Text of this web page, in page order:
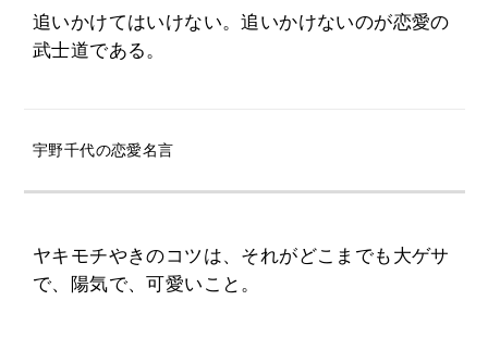
追いかけてはいけない。追いかけないのが恋愛の
武士道である。
宇野千代の恋愛名言
ヤキモチやきのコツは、それがどこまでも大ゲサ
で、陽気で、可愛いこと。